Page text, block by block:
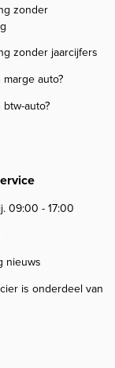
zonder
zonder jaarcijfers
auto?
auto?
09:00 - 17:00
nieuws
is onderdeel van